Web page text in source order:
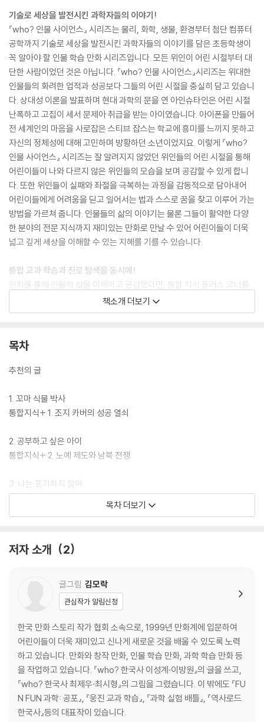
기술로 세상을 발전시킨 과학자들의 이야기!
『who? 인물 사이언스』 시리즈는 물리, 화학, 생물, 환경부터 첨단 컴퓨터
공학까지 기술로 세상을 발전시킨 과학자들의 이야기를 담은 초등학생이
꼭 알아야 할 인물 학습 만화 시리즈입니다. 모든 위인이 어린 시절부터 대
단한 사람이었던 것은 아닙니다. 『who? 인물 사이언스』시리즈는 위대한
인물들의 화려한 업적과 성공보다 그들의 어린 시절을 충실히 담고 있습니
다. 상대성 이론을 발표하며 현대 과학의 문을 연 아인슈타인은 어린 시절
난폭하고 고집이 세서 문제아 취급을 받는 아이였습니다. 아이폰을 만들어
전 세계인의 마음을 사로잡은 스티브 잡스는 학교에 흥미를 느끼지 못하고
자신의 정체성에 대해 고민하며 방황하던 소년이었지요. 이렇게 『who?
인물 사이언스』 시리즈는 잘 알려지지 않았던 위인들의 어린 시절을 통해
어린이들이 나와 다르지 않은 위인들의 모습을 보며 공감할 수 있게 합니
다. 또한 위인들이 실패와 좌절을 극복하는 과정을 감동적으로 담아내어
어린이들에게 어려움을 딛고 일어서는 법과 스스로 꿈을 찾고 이루어 가는
방법을 가르쳐 줍니다. 인물들의 삶의 이야기는 물론 그들이 활약한 다양
한 분야의 전문 지식까지 재미있는 만화로 만날 수 있어 어린이들이 더욱
넓고 깊게 세상을 이해할 수 있는 지혜를 기를 수 있습니다.
통합 교과 학습과 진로 탐색을 동시에!
만화를 통해 인물의 삶을 이해하고 공감했다면, 통합 지식 플러스 코너를
통해서는 다양한 배경지식과 시사 상식, 교과 지식을 얻을 수 있습니다. 아
인슈타인의 이야기를 통해 제2차 세계 대전의 과정과 결과를 알 수 있고,
있는 것처럼 『who? 인물 사이언스』 시리즈는 권마다 세계의 중요한 사건
나고 활동했던 나라의 역사와 문화에 대한 내용도 볼 수 있어 다양한 영역
속 인물의 직업에 대해 더 자세히 알아보고 나의 관심과 흥미에 대해서도
생각해 볼 수 있는 진로 탐색 워크북을 구성하였습니다. 워크북의 활동을
를 탐색하고 설계해 볼 수 있습니다.
책소개 더보기
목차
추천의 글
1. 꼬마 식물 박사
통합지식+ 1. 조지 카버의 성공 열쇠
2. 공부하고 싶은 아이
통합지식+ 2. 노예 제도와 남북 전쟁
3. 나는 포기하지 않아
통합지식+ 3. 조지 카버의 모든 것
통합지식+ 5. 조지 카버와 인연이 있는 사람들
6. 남부를 변화시켜라
통합지식+ 6. 조지 카버의 연구
7. 위대한 발명가
어린이 진로 탐색 ‘식물학자’
연표
찾아보기
목차 더보기
저자 소개 2
글그림 김모락
관심작가 알림신청
한국 만화 스토리 작가 협회 소속으로, 1999년 만화계에 입문하여
어린이들이 더욱 재미있고 신나게 새로운 것을 배울 수 있도록 노력
하고 있습니다. 만화와 창작 만화, 인물 학습 만화, 과학 학습 만화 등
을 작업하고 있습니다. 『who? 한국사 이성계·이방원』의 글을 쓰고,
『who? 한국사 최제우·최시형』의 그림을 그렸습니다. 이 밖에도 『FU
N FUN 과학: 공포』, 『웅진 교과 학습』, 『과학 실험 배틀』, 『역사로드
한국사』등의 대표작이 있습니다.